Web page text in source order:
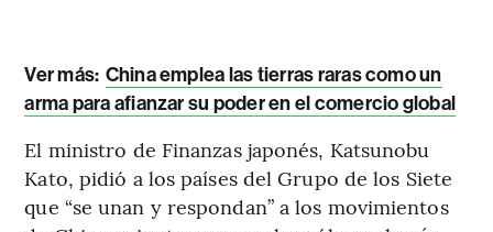
Ver más: China emplea las tierras raras como un
arma para afianzar su poder en el comercio global
El ministro de Finanzas japonés, Katsunobu
Kato, pidió a los países del Grupo de los Siete
que “se unan y respondan” a los movimientos